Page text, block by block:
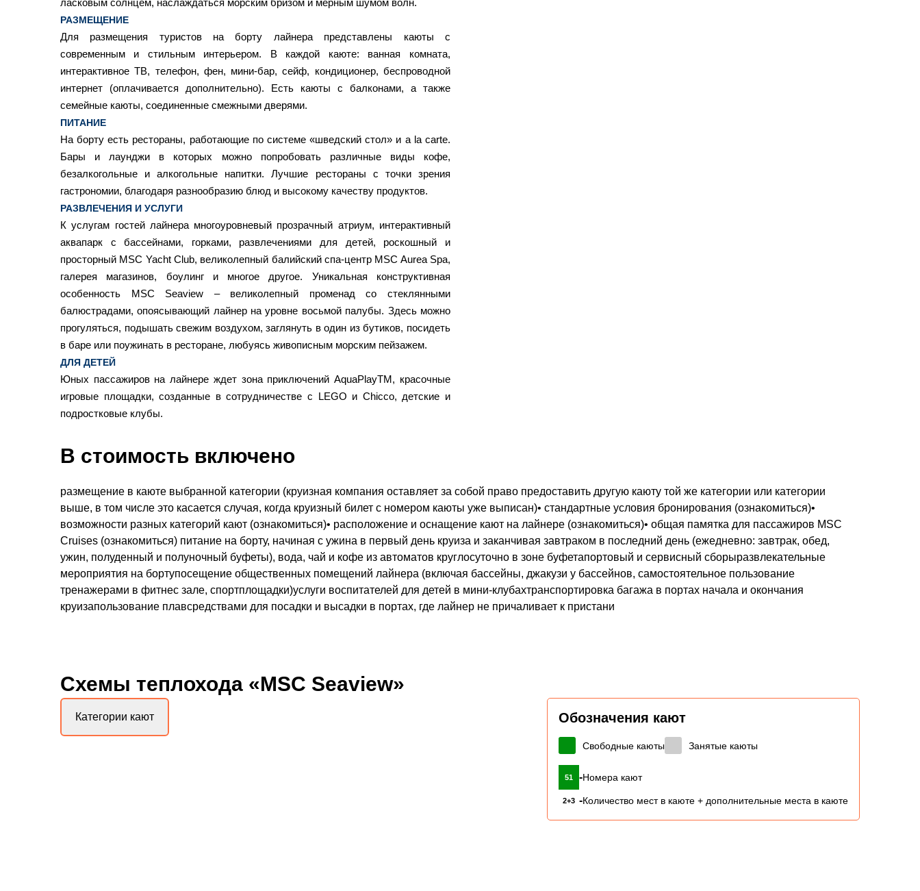
ласковым солнцем, наслаждаться морским бризом и мерным шумом волн.
РАЗМЕЩЕНИЕ
Для размещения туристов на борту лайнера представлены каюты с
современным и стильным интерьером. В каждой каюте: ванная комната,
интерактивное ТВ, телефон, фен, мини-бар, сейф, кондиционер, беспроводной
интернет (оплачивается дополнительно). Есть каюты с балконами, а также
семейные каюты, соединенные смежными дверями.
ПИТАНИЕ
На борту есть рестораны, работающие по системе «шведский стол» и a la carte.
Бары и лаунджи в которых можно попробовать различные виды кофе,
безалкогольные и алкогольные напитки. Лучшие рестораны с точки зрения
гастрономии, благодаря разнообразию блюд и высокому качеству продуктов.
РАЗВЛЕЧЕНИЯ И УСЛУГИ
К услугам гостей лайнера многоуровневый прозрачный атриум, интерактивный
аквапарк с бассейнами, горками, развлечениями для детей, роскошный и
просторный MSC Yacht Club, великолепный балийский спа-центр MSC Aurea Spa,
галерея магазинов, боулинг и многое другое. Уникальная конструктивная
особенность MSC Seaview – великолепный променад со стеклянными
балюстрадами, опоясывающий лайнер на уровне восьмой палубы. Здесь можно
прогуляться, подышать свежим воздухом, заглянуть в один из бутиков, посидеть
в баре или поужинать в ресторане, любуясь живописным морским пейзажем.
ДЛЯ ДЕТЕЙ
Юных пассажиров на лайнере ждет зона приключений AquaPlayTM, красочные
игровые площадки, созданные в сотрудничестве с LEGO и Chicco, детские и
подростковые клубы.
В стоимость включено
размещение в каюте выбранной категории (круизная компания оставляет за собой право предоставить другую каюту той же категории или категории
выше, в том числе это касается случая, когда круизный билет с номером каюты уже выписан)• стандартные условия бронирования (ознакомиться)•
возможности разных категорий кают (ознакомиться)• расположение и оснащение кают на лайнере (ознакомиться)• общая памятка для пассажиров MSC
Cruises (ознакомиться) питание на борту, начиная с ужина в первый день круиза и заканчивая завтраком в последний день (ежедневно: завтрак, обед,
ужин, полуденный и полуночный буфеты), вода, чай и кофе из автоматов круглосуточно в зоне буфетапортовый и сервисный сборыразвлекательные
мероприятия на бортупосещение общественных помещений лайнера (включая бассейны, джакузи у бассейнов, самостоятельное пользование
тренажерами в фитнес зале, спортплощадки)услуги воспитателей для детей в мини-клубахтранспортировка багажа в портах начала и окончания
круизапользование плавсредствами для посадки и высадки в портах, где лайнер не причаливает к пристани
Схемы теплохода «MSC Seaview»
Обозначения кают
Свободные каюты Занятые каюты
51 -Номера кают
2+3 -Количество мест в каюте + дополнительные места в каюте
Категории кают